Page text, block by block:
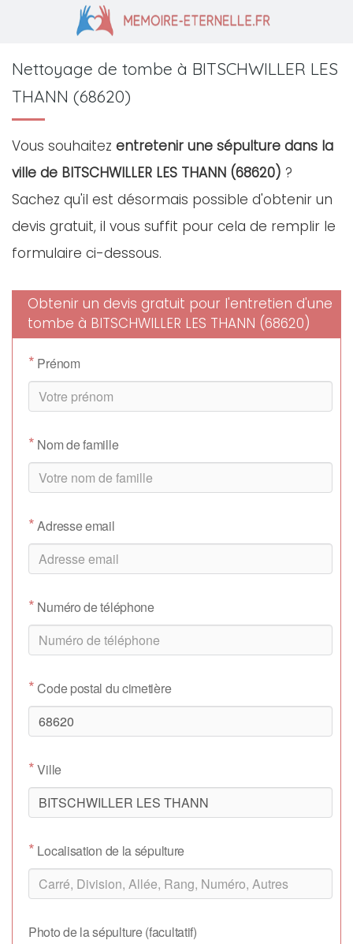
Nettoyage de tombe à BITSCHWILLER LES
THANN (68620)
Vous souhaitez entretenir une sépulture dans la
ville de BITSCHWILLER LES THANN (68620) ?
Sachez qu'il est désormais possible d'obtenir un
devis gratuit, il vous suffit pour cela de remplir le
formulaire ci-dessous.
Obtenir un devis gratuit pour l'entretien d'une
tombe à BITSCHWILLER LES THANN (68620)
* Prénom
* Nom de famille
*Adresse email
* Numéro de téléphone
*Code postal du cimetière
*Ville
* Localisation de la sépulture
Photo de la sépulture (facultatif)